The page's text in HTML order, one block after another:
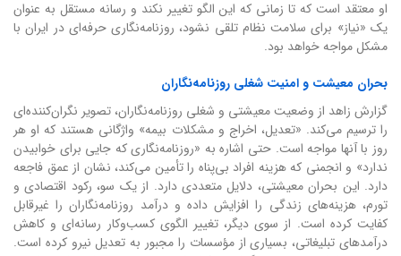
او معتقد است که تا زمانی که این الگو تغییر نکند و رسانه مستقل به عنوان
یک «نیاز» برای سلامت نظام تلقی نشود، روزنامه‌نگاری حرفه‌ای در ایران با
مشکل مواجه خواهد بود.
بحران معیشت و امنیت شغلی روزنامه‌نگاران
گزارش زاهد از وضعیت معیشتی و شغلی روزنامه‌نگاران، تصویر نگران‌کننده‌ای
را ترسیم می‌کند. «تعدیل، اخراج و مشکلات بیمه» واژگانی هستند که او هر
روز با آنها مواجه است. حتی اشاره به «روزنامه‌نگاری که جایی برای خوابیدن
ندارد» و انجمنی که هزینه افراد بی‌پناه را تأمین می‌کند، نشان از عمق فاجعه
دارد. این بحران معیشتی، دلایل متعددی دارد. از یک سو، رکود اقتصادی و
تورم، هزینه‌های زندگی را افزایش داده و درآمد روزنامه‌نگاران را غیرقابل
کفایت کرده است. از سوی دیگر، تغییر الگوی کسب‌وکار رسانه‌ای و کاهش
درآمدهای تبلیغاتی، بسیاری از مؤسسات را مجبور به تعدیل نیرو کرده است.